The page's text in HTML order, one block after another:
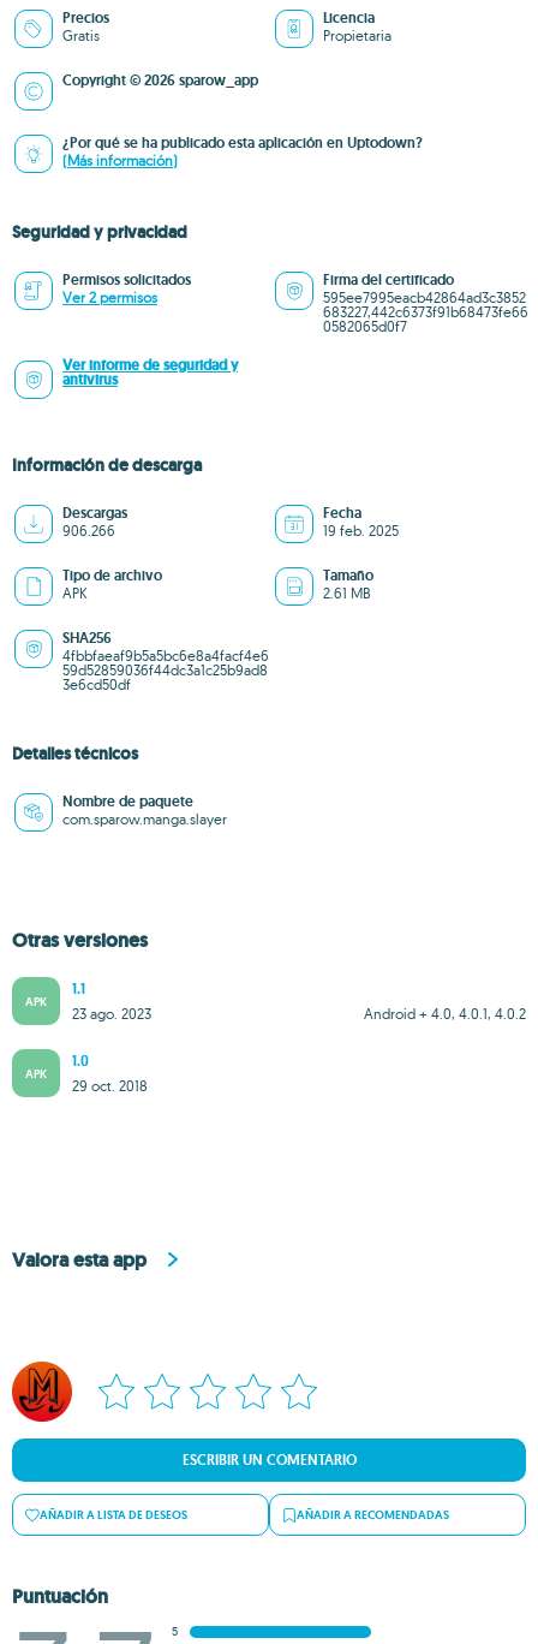
Precios
Gratis
Licencia
Propietaria
Copyright © 2026 sparow_app
¿Por qué se ha publicado esta aplicación en Uptodown?
(Más información)
Seguridad y privacidad
Permisos solicitados
Ver 2 permisos
Firma del certificado
595ee7995eacb42864ad3c3852
683227,442c6373f91b68473fe66
0582065d0f7
Ver informe de seguridad y
antivirus
Información de descarga
Descargas
906.266
Fecha
19 feb. 2025
Tipo de archivo
APK
Tamaño
2.61 MB
SHA256
4fbbfaeaf9b5a5bc6e8a4facf4e6
59d52859036f44dc3a1c25b9ad8
3e6cd50df
Detalles técnicos
Nombre de paquete
com.sparow.manga.slayer
Otras versiones
APK
1.1
Android + 4.0, 4.0.1, 4.0.2
23 ago. 2023
APK
1.0
29 oct. 2018
Valora esta app
ESCRIBIR UN COMENTARIO
AÑADIR A LISTA DE DESEOS AÑADIR A RECOMENDADAS
Puntuación
5